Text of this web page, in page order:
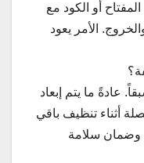
أو الكود مع
الأمر يعود
عادةً ما يتم إبعاد
أثناء تنظيف باقي
وضمان سلامة